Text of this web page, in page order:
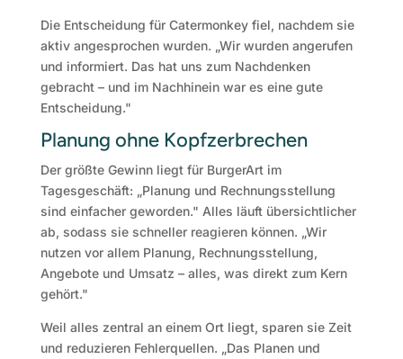
Die Entscheidung für Catermonkey fiel, nachdem sie
aktiv angesprochen wurden. „Wir wurden angerufen
und informiert. Das hat uns zum Nachdenken
gebracht – und im Nachhinein war es eine gute
Entscheidung."
Planung ohne Kopfzerbrechen
Der größte Gewinn liegt für BurgerArt im
Tagesgeschäft: „Planung und Rechnungsstellung
sind einfacher geworden." Alles läuft übersichtlicher
ab, sodass sie schneller reagieren können. „Wir
nutzen vor allem Planung, Rechnungsstellung,
Angebote und Umsatz – alles, was direkt zum Kern
gehört."
Weil alles zentral an einem Ort liegt, sparen sie Zeit
und reduzieren Fehlerquellen. „Das Planen und